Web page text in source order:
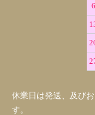
6
休業日は発送、及び
す。